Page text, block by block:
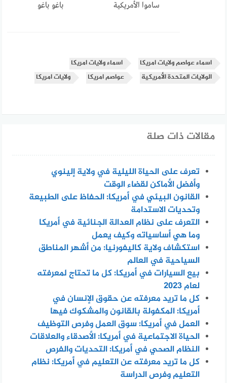
ساموا الأمريكية باغو باغو
اسماء عواصم ولايات امريكا
اسماء ولايات امريكا
الولايات المتحدة الأمريكية
عواصم امريكا ولايات امريكا
مقالات ذات صلة
تعرف على الحياة الليلية في ولاية إلينوي
وأفضل الأماكن لقضاء الوقت
القانون البيئي في أمريكا: الحفاظ على الطبيعة
وتحديات الاستدامة
التعرف على نظام العدالة الجنائية في أمريكا
وما هي أساسياته وكيف يعمل
استكشاف ولاية كاليفورنيا: من أشهر المناطق
السياحية في العالم
بيع السيارات في أمريكا: كل ما تحتاج لمعرفته
لعام 2023
كل ما تريد معرفته عن حقوق الإنسان في
أمريكا: المكفولة بالقانون والمشكوك فيها
العمل في أمريكا: سوق العمل وفرص التوظيف
الحياة الاجتماعية في أمريكا: الأصدقاء والعلاقات
النظام الصحي في أمريكا: التحديات والفرص
كل ما تريد معرفته عن التعليم في أمريكا: نظام
التعليم وفرص الدراسة